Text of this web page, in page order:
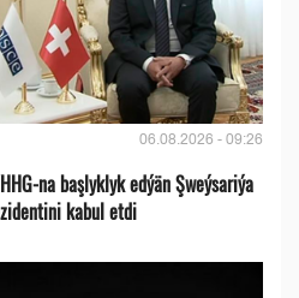
06.08.2026 - 09:26
na başlyklyk edýän Şweýsariýa
kabul etdi